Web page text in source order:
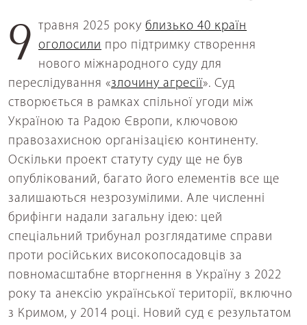
9 травня 2025 року близько 40 країн
оголосили про підтримку створення
нового міжнародного суду для
переслідування «злочину агресії». Суд
створюється в рамках спільної угоди між
Україною та Радою Європи, ключовою
правозахисною організацією континенту.
Оскільки проект статуту суду ще не був
опублікований, багато його елементів все ще
залишаються незрозумілими. Але численні
брифінги надали загальну ідею: цей
спеціальний трибунал розглядатиме справи
проти російських високопосадовців за
повномасштабне вторгнення в Україну з 2022
року та анексію української території, включно
з Кримом, у 2014 році. Новий суд є результатом